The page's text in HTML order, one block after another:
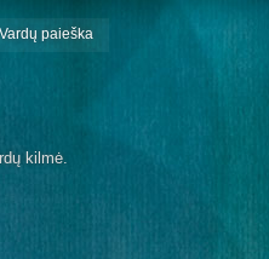
Vardų paieška
kilmė.